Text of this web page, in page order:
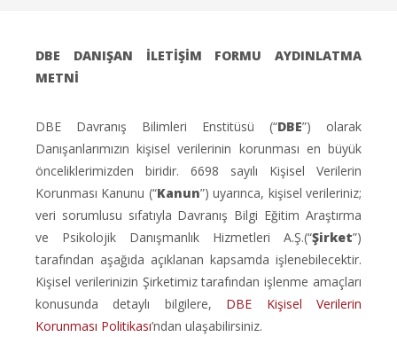
DBE DANIŞAN İLETİŞİM FORMU AYDINLATMA
METNİ
DBE Davranış Bilimleri Enstitüsü (“DBE”) olarak
Danışanlarımızın kişisel verilerinin korunması en büyük
önceliklerimizden biridir. 6698 sayılı Kişisel Verilerin
Korunması Kanunu (“Kanun”) uyarınca, kişisel verileriniz;
veri sorumlusu sıfatıyla Davranış Bilgi Eğitim Araştırma
ve Psikolojik Danışmanlık Hizmetleri A.Ş.(“Şirket”)
tarafından aşağıda açıklanan kapsamda işlenebilecektir.
Kişisel verilerinizin Şirketimiz tarafından işlenme amaçları
konusunda detaylı bilgilere, DBE Kişisel Verilerin
Korunması Politikası’ndan ulaşabilirsiniz.